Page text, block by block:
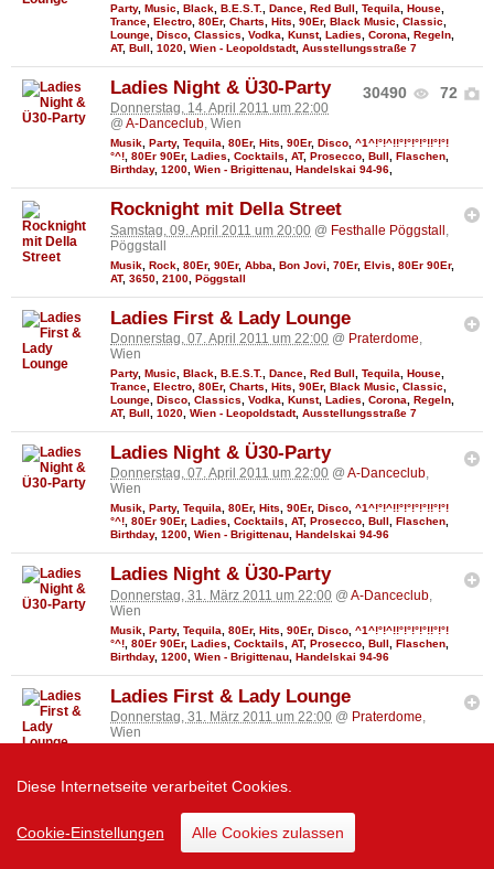
Diese Internetseite verarbeitet Cookies.
Cookie-Einstellungen Alle Cookies zulassen
Party, Music Black B.E.S.T. Dance Red Bull Tequila House
Trance Electro 80Er, Charts Hits 90Er, Black Music Classic
Lounge Disco Classics Vodka Kunst, Ladies Corona Regeln
AT, Bull 1020 Wien - Leopoldstadt, Ausstellungsstraße 7
30490 72
Ladies Night & Ü30-Party
Donnerstag, 14. April 2011 um 22:00
@ A-Danceclub, Wien
Musik, Party, Tequila, 80Er, Hits, 90Er, Disco, ^1^!°!^!!°!°!°!°!!°!°!
°^!, 80Er 90Er, Ladies, Cocktails, AT, Prosecco, Bull, Flaschen,
Birthday, 1200, Wien - Brigittenau, Handelskai 94-96,
Rocknight mit Della Street
Samstag, 09. April 2011 um 20:00 @ Festhalle Pöggstall
Pöggstall
Musik Rock 80Er, 90Er, Abba Bon Jovi 70Er, Elvis 80Er 90Er,
AT, 3650 2100 Pöggstall
Ladies First & Lady Lounge
Donnerstag, 07. April 2011 um 22:00 @ Praterdome,
Wien
Party, Music Black B.E.S.T. Dance Red Bull Tequila House
Trance Electro 80Er, Charts Hits 90Er, Black Music Classic
Lounge Disco Classics Vodka Kunst, Ladies Corona Regeln
AT, Bull 1020 Wien - Leopoldstadt, Ausstellungsstraße 7
Ladies Night & Ü30-Party
Donnerstag, 07. April 2011 um 22:00 @ A-Danceclub,
Wien
Musik, Party, Tequila, 80Er, Hits, 90Er, Disco, ^1^!°!^!!°!°!°!°!!°!°!
°^!, 80Er 90Er, Ladies, Cocktails, AT, Prosecco, Bull, Flaschen,
Birthday, 1200, Wien - Brigittenau, Handelskai 94-96
Ladies Night & Ü30-Party
Donnerstag, 31. März 2011 um 22:00 @ A-Danceclub
Wien
Musik Party, Tequila 80Er, Hits 90Er, Disco ^1^!°!^!!°!°!°!°!!°!°!
°^! 80Er 90Er, Ladies Cocktails AT, Prosecco Bull Flaschen
Birthday, 1200 Wien - Brigittenau Handelskai 94-96
Ladies First & Lady Lounge
Donnerstag, 31. März 2011 um 22:00 @ Praterdome,
Wien
AT,Bull ,1020, Wien - Leopoldstadt
Ladies Night & Ü30-Party
Donnerstag, 24. März 2011 um 22:00@A-Danceclub